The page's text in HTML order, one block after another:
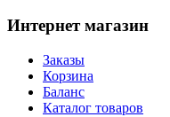
Интернет магазин
Заказы
Корзина
Баланс
Каталог товаров